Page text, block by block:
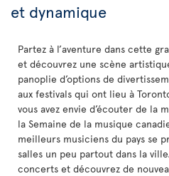
et dynamique
Partez à l’aventure dans cette
et découvrez une scène
panoplie d’options de
aux festivals qui ont lieu à
vous avez envie d’écouter de la
la Semaine de la musique
meilleurs musiciens du pays se
salles un peu partout dans la
concerts et découvrez de